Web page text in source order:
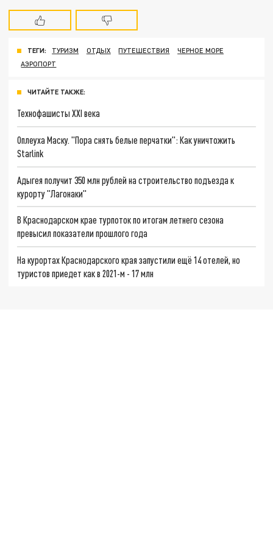
ТЕГИ: ТУРИЗМ ОТДЫХ ПУТЕШЕСТВИЯ
ЧЕРНОЕ МОРЕ
АЭРОПОРТ
ЧИТАЙТЕ ТАКЖЕ:
Технофашисты XXI века
Оплеуха Маску. "Пора снять белые перчатки": Как уничтожить
Starlink
Адыгея получит 350 млн рублей на строительство подъезда к
курорту "Лагонаки"
В Краснодарском крае турпоток по итогам летнего сезона
превысил показатели прошлого года
На курортах Краснодарского края запустили ещё 14 отелей, но
туристов приедет как в 2021-м - 17 млн